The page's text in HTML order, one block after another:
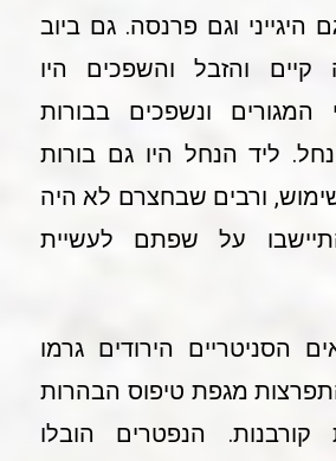
וגם פרנסה. גם ביוב
והזבל והשפכים היו
המגורים ונשפכים בבורות
ליד הנחל היו גם בורות
ורבים שבחצרם לא היה
על שפתם לעשיית
הסניטריים הירודים גרמו
1942 להתפרצות מגפת טיפוס הבהרות
הנפטרים הובלו